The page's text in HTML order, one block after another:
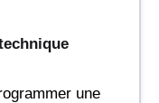
une